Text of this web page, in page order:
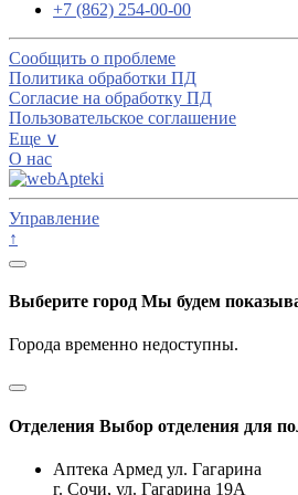
+7 (862) 254-00-00
Сообщить о проблеме
Политика обработки ПД
Согласие на обработку ПД
Пользовательское соглашение
Еще ∨
О нас
Управление
↑
Выберите город Мы будем
Города временно недоступны.
Отделения Выбор отделения для
Аптека Армед ул. Гагарина
г. Сочи, ул. Гагарина 19А